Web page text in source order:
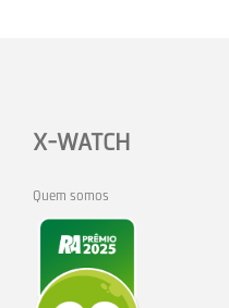
X-WATCH
Quem somos